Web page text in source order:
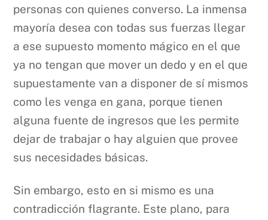
personas con quienes converso. La inmensa
mayoría desea con todas sus fuerzas llegar
a ese supuesto momento mágico en el que
ya no tengan que mover un dedo y en el que
supuestamente van a disponer de sí mismos
como les venga en gana, porque tienen
alguna fuente de ingresos que les permite
dejar de trabajar o hay alguien que provee
sus necesidades básicas.
Sin embargo, esto en si mismo es una
contradicción flagrante. Este plano, para